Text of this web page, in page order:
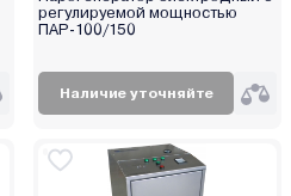
регулируемой мощностью
ПАР-100/150
Наличие уточняйте